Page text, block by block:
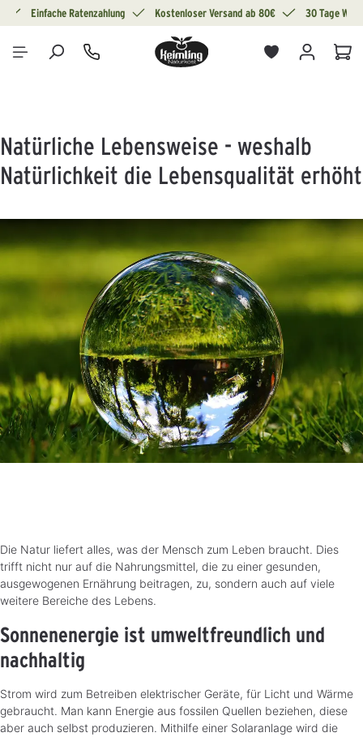
springen
Einfache Ratenzahlung Kostenloser Versand ab 80€ 30 Tage
Natürliche Lebensweise - weshalb
Natürlichkeit die Lebensqualität erhöht
Die Natur liefert alles, was der Mensch zum Leben braucht. Dies
trifft nicht nur auf die Nahrungsmittel, die zu einer gesunden,
ausgewogenen Ernährung beitragen, zu, sondern auch auf viele
weitere Bereiche des Lebens.
Sonnenenergie ist umweltfreundlich und
nachhaltig
Strom wird zum Betreiben elektrischer Geräte, für Licht und Wärme
gebraucht. Man kann Energie aus fossilen Quellen beziehen, diese
aber auch selbst produzieren. Mithilfe einer Solaranlage wird die